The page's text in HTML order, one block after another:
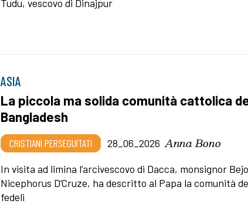
Tudu, vescovo di Dinajpur
ASIA
La piccola ma solida comunità cattolica
Bangladesh
CRISTIANI PERSEGUITATI 28_06_2026 Anna Bono
In visita ad limina l’arcivescovo di Dacca, monsignor
Nicephorus D’Cruze, ha descritto al Papa la comunità
fedeli